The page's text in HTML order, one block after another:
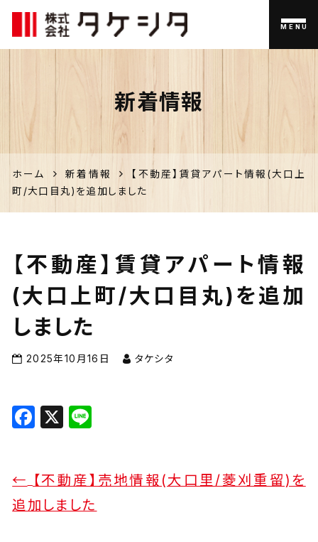
伊佐市
の家づく
り、不動
産のこと
なら「タ
MENU
新着情報
ホーム 新着情報
【不動産】賃貸アパート情報(大口上
町/大口目丸)を追加しました
【不動産】賃貸アパート情報
(大口上町/大口目丸)を追加
しました
2025年10月16日 タケシタ
F
e
b
X
← 【不動産】売地情報(大口里/菱刈重留)を
追加しました